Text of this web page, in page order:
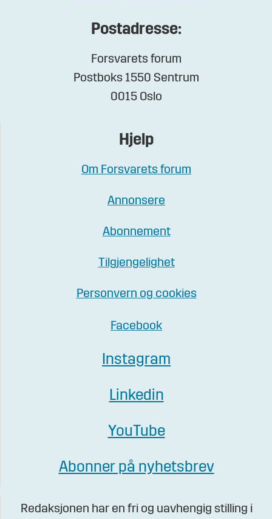
Postadresse:
Forsvarets forum
Postboks 1550 Sentrum
0015 Oslo
Hjelp
Om Forsvarets forum
Annonsere
Abonnement
Tilgjengelighet
Personvern og cookies
Facebook
Instagram
Linkedin
YouTube
Abonner på nyhetsbrev
Redaksjonen har en fri og uavhengig stilling i